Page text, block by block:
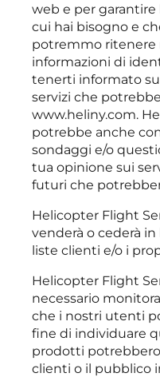
web e per garantire
cui hai bisogno e
potremmo ritenere
informazioni di
tenerti informato
servizi che
www.heliny.com.
potrebbe anche
sondaggi e/o
tua opinione sui
futuri che
Helicopter Flight
venderà o cederà
liste clienti e/o i
Helicopter Flight
necessario
che i nostri utenti
fine di individuare
prodotti
clienti o il pubblico